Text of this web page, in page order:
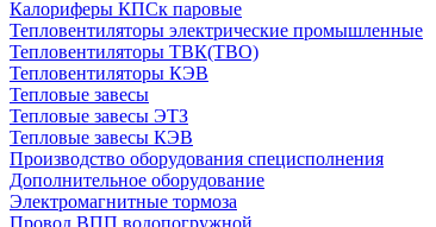
Калориферы КПСк паровые
Тепловентиляторы электрические промышленные
Тепловентиляторы ТВК(ТВО)
Тепловентиляторы КЭВ
Тепловые завесы
Тепловые завесы ЭТЗ
Тепловые завесы КЭВ
Производство оборудования специсполнения
Дополнительное оборудование
Электромагнитные тормоза
Провод ВПП водопогружной